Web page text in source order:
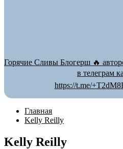
Горячие Сливы Блогерш 🔥
в телеграм
https://t.me/
Главная
Kelly Reilly
Kelly Reilly